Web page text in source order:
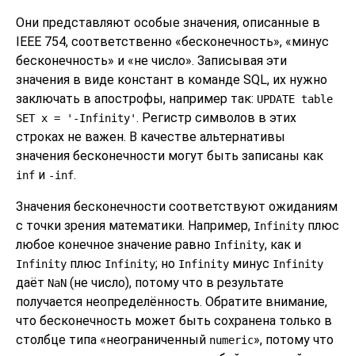
Они представляют особые значения, описанные в
IEEE 754, соответственно «бесконечность», «минус
бесконечность» и «не число». Записывая эти
значения в виде констант в команде SQL, их нужно
заключать в апострофы, например так: UPDATE table
SET x = '-Infinity'. Регистр символов в этих
строках не важен. В качестве альтернативы
значения бесконечности могут быть записаны как
inf и -inf.
Значения бесконечности соответствуют ожиданиям
с точки зрения математики. Например, Infinity плюс
любое конечное значение равно Infinity, как и
Infinity плюс Infinity; но Infinity минус Infinity
даёт NaN (не число), потому что в результате
получается неопределённость. Обратите внимание,
что бесконечность может быть сохранена только в
столбце типа «неограниченный numeric», потому что